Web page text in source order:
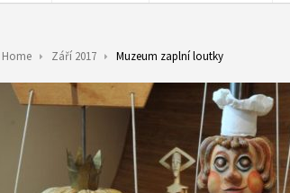
Home Září 2017 Muzeum zaplní loutky